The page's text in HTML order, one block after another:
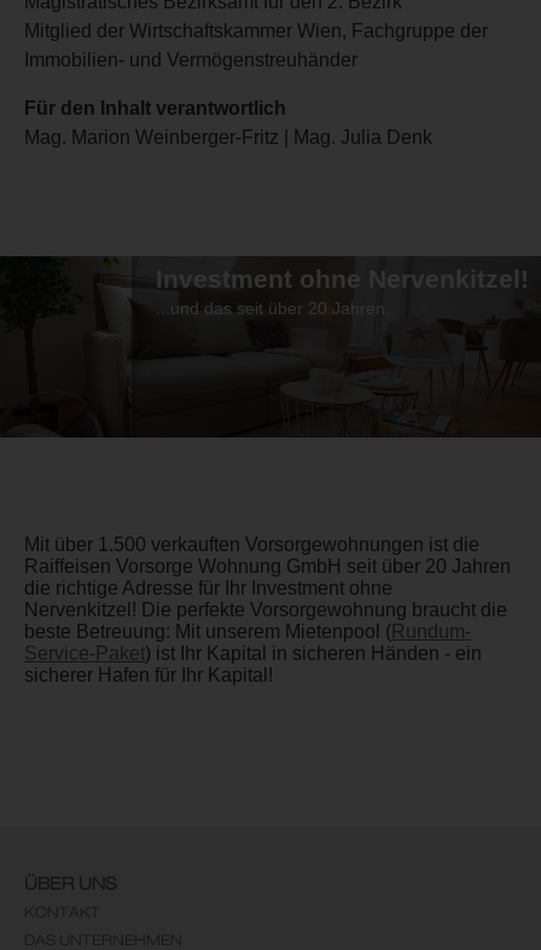
Mitglied der Wirtschaftskammer Wien, Fachgruppe der
Immobilien- und Vermögenstreuhänder
Für den Inhalt verantwortlich
Mag. Marion Weinberger-Fritz | Mag. Julia Denk
Investment ohne Nervenkitzel!
...und das seit über 20 Jahren.
Mit über 1.500 verkauften Vorsorgewohnungen ist die
Raiffeisen Vorsorge Wohnung GmbH seit über 20 Jahren
die richtige Adresse für Ihr Investment ohne
Nervenkitzel! Die perfekte Vorsorgewohnung braucht die
beste Betreuung: Mit unserem Mietenpool (Rundum-
Service-Paket) ist Ihr Kapital in sicheren Händen - ein
sicherer Hafen für Ihr Kapital!
ÜBER UNS
KONTAKT
DAS UNTERNEHMEN